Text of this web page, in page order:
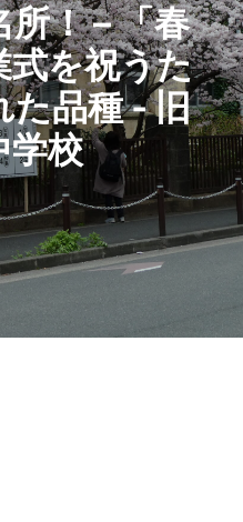
！ – 「春
式を祝うた
品種 ‐ 旧
学校